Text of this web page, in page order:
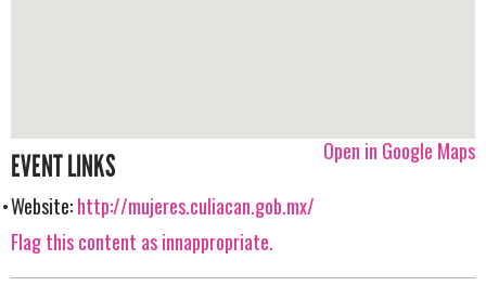
Open in Google Maps
EVENT LINKS
Website:http://mujeres.culiacan.gob.mx/
Flag this content as innappropriate.